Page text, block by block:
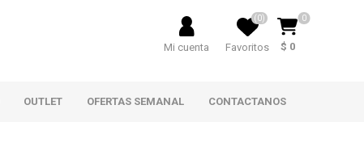
Mi cuenta Favoritos
(0) 0
$ 0
OUTLET OFERTAS SEMANAL CONTACTANOS